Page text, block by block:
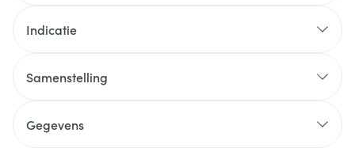
Indicatie
Samenstelling
Gegevens